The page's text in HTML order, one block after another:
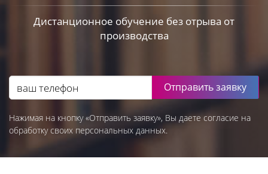
Дистанционное обучение без отрыва от
производства
Отправить заявку
Нажимая на кнопку «Отправить заявку», Вы даете согласие на
обработку своих персональных данных.